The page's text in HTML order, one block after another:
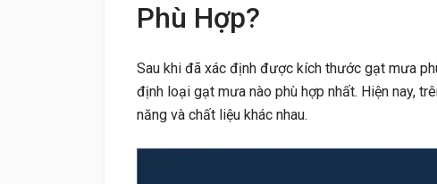
Phù Hợp?
Sau khi đã xác định được kích thước gạt mưa
định loại gạt mưa nào phù hợp nhất. Hiện nay,
năng và chất liệu khác nhau.